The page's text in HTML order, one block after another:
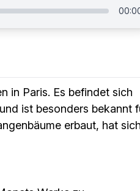
in Paris. Es befindet sich
ist besonders bekannt
erbaut, hat